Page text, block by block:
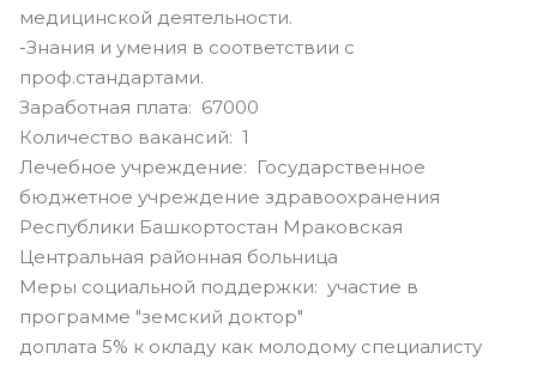
медицинской деятельности.
-Знания и умения в соответствии с
проф.стандартами.
Заработная плата: 67000
Количество вакансий: 1
Лечебное учреждение: Государственное
бюджетное учреждение здравоохранения
Республики Башкортостан Мраковская
Центральная районная больница
Меры социальной поддержки: участие в
программе "земский доктор"
доплата 5% к окладу как молодому специалисту